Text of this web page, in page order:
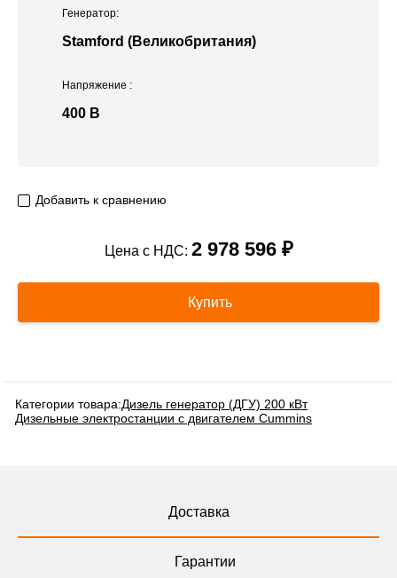
Напряжение :
400 В
Генератор:
Stamford (Великобритания)
Добавить к сравнению
Цена с НДС: 2 978 596 ₽
Купить
Категории товара:Дизель генератор (ДГУ) 200 кВт
Дизельные электростанции с двигателем Cummins
Доставка
Гарантии